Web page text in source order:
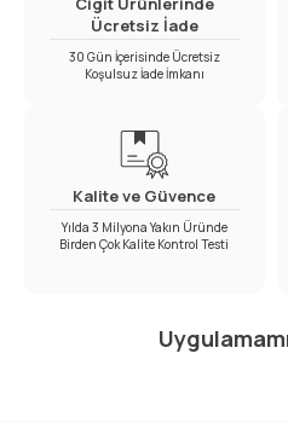
Ücretsiz İade
30 Gün İçerisinde Ücretsiz
Koşulsuz İade İmkanı
Kalite ve Güvence
Yılda 3 Milyona Yakın Üründe
Birden Çok Kalite Kontrol Testi